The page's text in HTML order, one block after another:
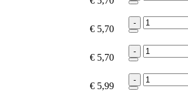
€ 5,70
-
€ 5,70
-
€ 5,99
-